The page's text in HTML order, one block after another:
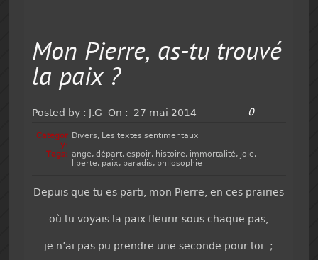
Mon Pierre, as-tu trouvé
la paix ?
Posted by : J.G On : 27 mai 2014 0
Categor
y:
Divers, Les textes sentimentaux
Tags: ange,départ,espoir, histoire, immortalité, joie,
liberte, paix, paradis, philosophie
Depuis que tu es parti, mon Pierre, en ces prairies
où tu voyais la paix fleurir sous chaque pas,
je n’ai pas pu prendre une seconde pour toi ;